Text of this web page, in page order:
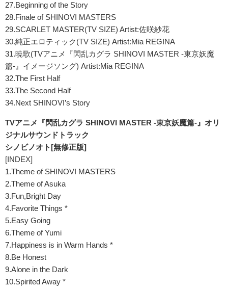
27.Beginning of the Story
28.Finale of SHINOVI MASTERS
29.SCARLET MASTER(TV SIZE) Artist:佐咲紗花
30.純正エロティック(TV SIZE) Artist:Mia REGINA
31.暁歌(TVアニメ『閃乱カグラ SHINOVI MASTER -東京妖魔
篇-』イメージソング) Artist:Mia REGINA
32.The First Half
33.The Second Half
34.Next SHINOVI’s Story
TVアニメ『閃乱カグラ SHINOVI MASTER -東京妖魔篇-』オリ
ジナルサウンドトラック
シノビノオト[無修正版]
[INDEX]
1.Theme of SHINOVI MASTERS
2.Theme of Asuka
3.Fun,Bright Day
4.Favorite Things *
5.Easy Going
6.Theme of Yumi
7.Happiness is in Warm Hands *
8.Be Honest
9.Alone in the Dark
10.Spirited Away *